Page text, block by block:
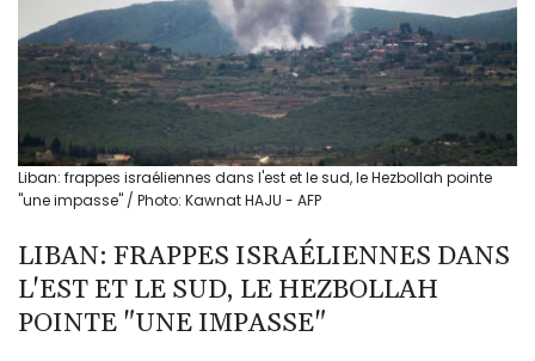
Liban: frappes israéliennes dans l'est et le sud, le Hezbollah pointe
"une impasse" / Photo: Kawnat HAJU - AFP
LIBAN: FRAPPES ISRAÉLIENNES DANS
L'EST ET LE SUD, LE HEZBOLLAH
POINTE "UNE IMPASSE"